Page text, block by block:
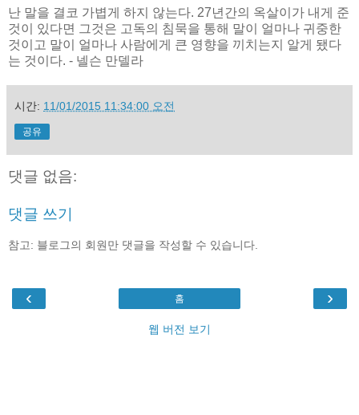
난 말을 결코 가볍게 하지 않는다. 27년간의 옥살이가 내게 준
것이 있다면 그것은 고독의 침묵을 통해 말이 얼마나 귀중한
것이고 말이 얼마나 사람에게 큰 영향을 끼치는지 알게 됐다
는 것이다. - 넬슨 만델라
시간: 11/01/2015 11:34:00 오전
공유
댓글 없음:
댓글 쓰기
참고: 블로그의 회원만 댓글을 작성할 수 있습니다.
‹ ›
홈
웹 버전 보기